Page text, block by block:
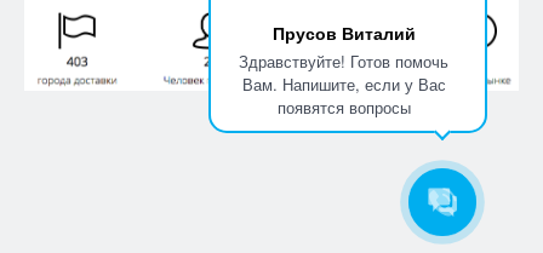
Прусов Виталий
Здравствуйте! Готов помочь
Вам. Напишите, если у Вас
появятся вопросы